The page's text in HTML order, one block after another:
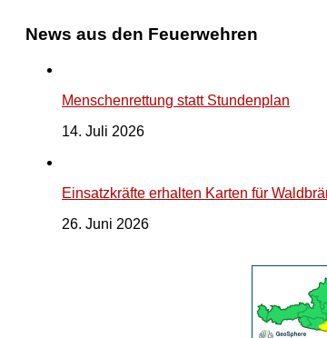
News aus den Feuerwehren
Menschenrettung statt Stundenplan
14. Juli 2026
Einsatzkräfte erhalten Karten für
26. Juni 2026